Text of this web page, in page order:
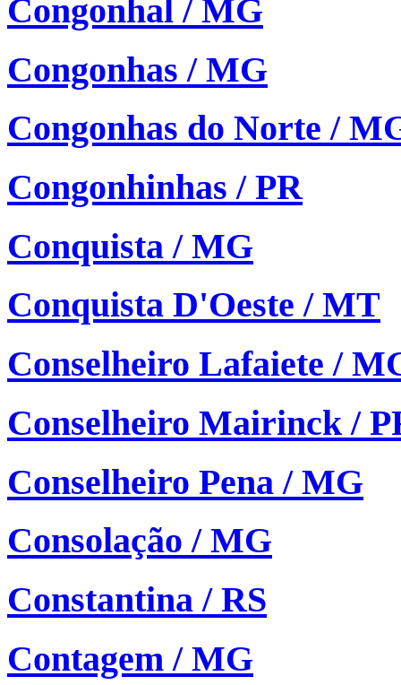
Congonhal / MG
Congonhas / MG
Congonhas do Norte /
Congonhinhas / PR
Conquista / MG
Conquista D'Oeste / MT
Conselheiro Lafaiete /
Conselheiro Mairinck /
Conselheiro Pena / MG
Consolação / MG
Constantina / RS
Contagem / MG